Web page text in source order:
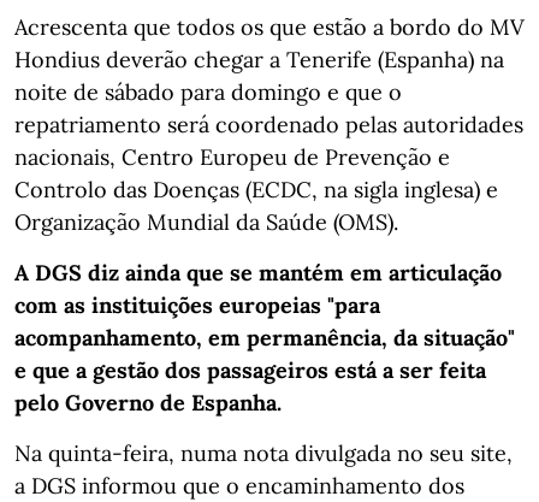
Acrescenta que todos os que estão a bordo do MV
Hondius deverão chegar a Tenerife (Espanha) na
noite de sábado para domingo e que o
repatriamento será coordenado pelas autoridades
nacionais, Centro Europeu de Prevenção e
Controlo das Doenças (ECDC, na sigla inglesa) e
Organização Mundial da Saúde (OMS).
A DGS diz ainda que se mantém em articulação
com as instituições europeias "para
acompanhamento, em permanência, da situação"
e que a gestão dos passageiros está a ser feita
pelo Governo de Espanha.
Na quinta-feira, numa nota divulgada no seu site,
a DGS informou que o encaminhamento dos